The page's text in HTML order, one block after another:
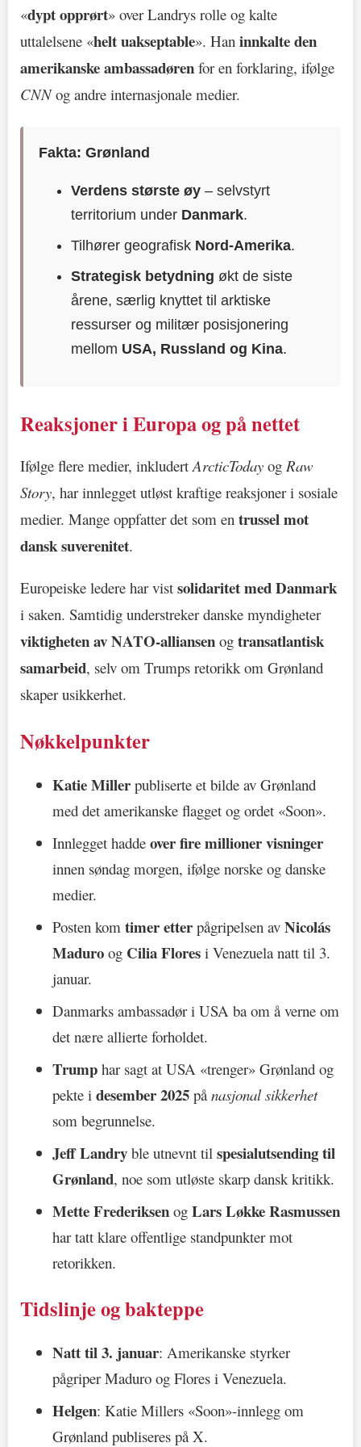
«dypt opprørt» over Landrys rolle og kalte
uttalelsene «helt uakseptable». Han innkalte den
amerikanske ambassadøren for en forklaring, ifølge
CNNog andre internasjonale medier.
Fakta: Grønland
Verdens største øy – selvstyrt
territorium under Danmark.
Tilhører geografisk Nord-Amerika.
Strategisk betydning økt de siste
årene, særlig knyttet til arktiske
ressurser og militær posisjonering
mellom USA, Russland og Kina.
Reaksjoner i Europa og på nettet
Ifølge flere medier, inkludertArcticToday og Raw
Story, har innlegget utløst kraftige reaksjoner i sosiale
medier. Mange oppfatter det som en trussel mot
dansk suverenitet.
Europeiske ledere har vist solidaritet med Danmark
i saken. Samtidig understreker danske myndigheter
viktigheten av NATO-alliansen og transatlantisk
samarbeid, selv om Trumps retorikk om Grønland
skaper usikkerhet.
Nøkkelpunkter
Katie Miller publiserte et bilde av Grønland
med det amerikanske flagget og ordet «Soon».
Innlegget hadde over fire millioner visninger
innen søndag morgen, ifølge norske og danske
medier.
Posten kom timer etter pågripelsen av Nicolás
Maduro og Cilia Flores i Venezuela natt til 3.
januar.
Danmarks ambassadør i USA ba om å verne om
det nære allierte forholdet.
Trump har sagt at USA «trenger» Grønland og
pekte i desember 2025 pånasjonal sikkerhet
som begrunnelse.
Jeff Landry ble utnevnt til spesialutsending til
Grønland, noe som utløste skarp dansk kritikk.
Mette Frederiksen og Lars Løkke Rasmussen
har tatt klare offentlige standpunkter mot
retorikken.
Tidslinje og bakteppe
Natt til 3. januar: Amerikanske styrker
pågriper Maduro og Flores i Venezuela.
Helgen: Katie Millers «Soon»-innlegg om
Grønland publiseres på X.